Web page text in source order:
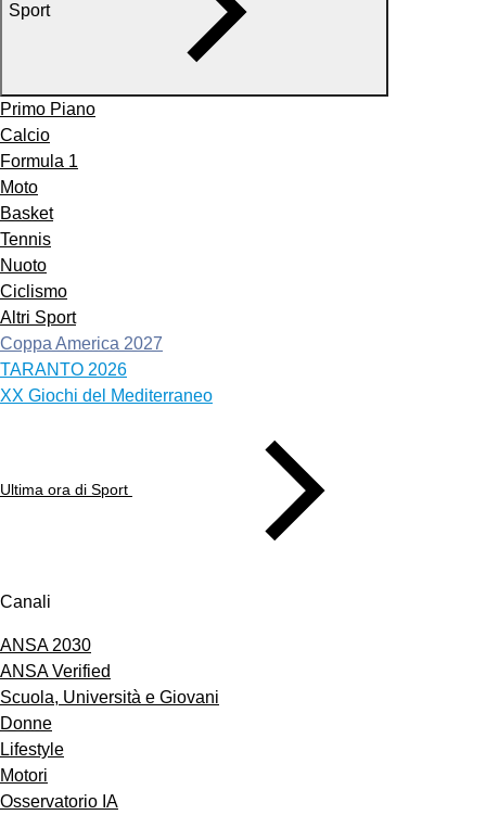
Sport
Primo Piano
Calcio
Formula 1
Moto
Basket
Tennis
Nuoto
Ciclismo
Altri Sport
Coppa America 2027
TARANTO 2026
XX Giochi del Mediterraneo
Ultima ora di Sport
Canali
ANSA 2030
ANSA Verified
Scuola, Università e Giovani
Donne
Lifestyle
Motori
Osservatorio IA